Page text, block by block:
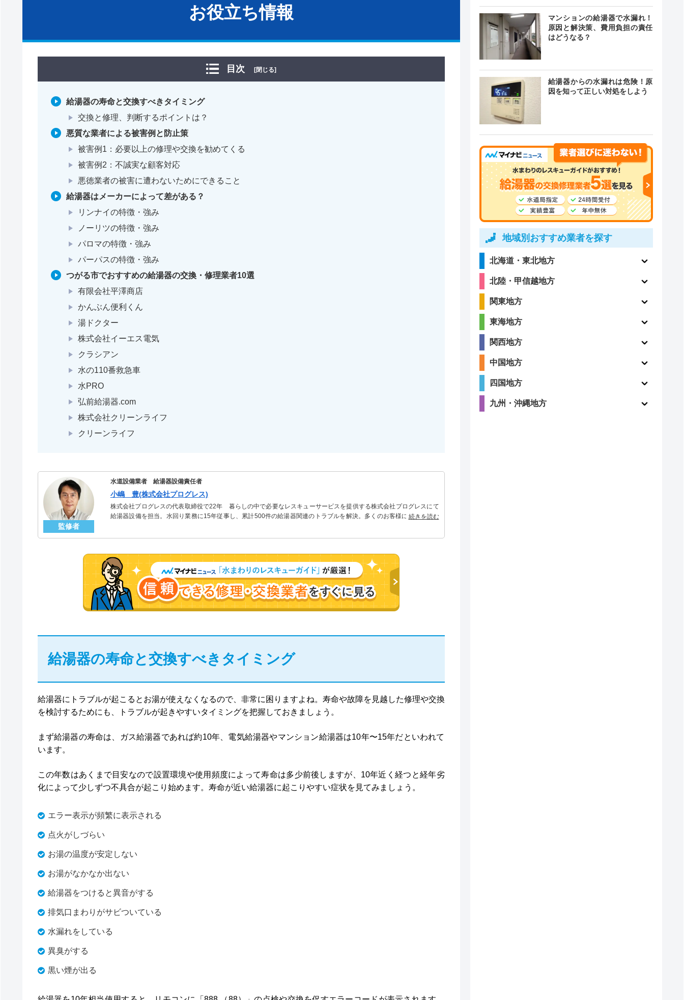
お役立ち情報
目次 [閉じる]
給湯器の寿命と交換すべきタイミング
交換と修理、判断するポイントは？
悪質な業者による被害例と防止策
被害例1：必要以上の修理や交換を勧めてくる
被害例2：不誠実な顧客対応
悪徳業者の被害に遭わないためにできること
給湯器はメーカーによって差がある？
リンナイの特徴・強み
ノーリツの特徴・強み
パロマの特徴・強み
パーパスの特徴・強み
つがる市でおすすめの給湯器の交換・修理業者10選
有限会社平澤商店
かんぶん便利くん
湯ドクター
株式会社イーエス電気
クラシアン
水の110番救急車
水PRO
弘前給湯器.com
株式会社クリーンライフ
クリーンライフ
監修者
水道設備業者 給湯器設備責任者
小嶋 豊(株式会社プログレス)
株式会社プログレスの代表取締役で22年 暮らしの中で必要なレスキューサービスを提供する株式会社プログレスにて
給湯器設備を担当。水回り業務に15年従事し、累計500件の給湯器関連のトラブルを解決。多くのお客様に信頼される
続きを読む
給湯器の寿命と交換すべきタイミング
給湯器にトラブルが起こるとお湯が使えなくなるので、非常に困りますよね。寿命や故障を見越した修理や交換
を検討するためにも、トラブルが起きやすいタイミングを把握しておきましょう。
まず給湯器の寿命は、ガス給湯器であれば約10年、電気給湯器やマンション給湯器は10年〜15年だといわれて
います。
この年数はあくまで目安なので設置環境や使用頻度によって寿命は多少前後しますが、10年近く経つと経年劣
化によって少しずつ不具合が起こり始めます。寿命が近い給湯器に起こりやすい症状を見てみましょう。
エラー表示が頻繁に表示される
点火がしづらい
お湯の温度が安定しない
お湯がなかなか出ない
給湯器をつけると異音がする
排気口まわりがサビついている
水漏れをしている
異臭がする
黒い煙が出る
マンションの給湯器で水漏れ！
原因と解決策、費用負担の責任
はどうなる？
給湯器からの水漏れは危険！原
因を知って正しい対処をしよう
地域別おすすめ業者を探す
北海道・東北地方
北陸・甲信越地方
関東地方
東海地方
関西地方
中国地方
四国地方
九州・沖縄地方